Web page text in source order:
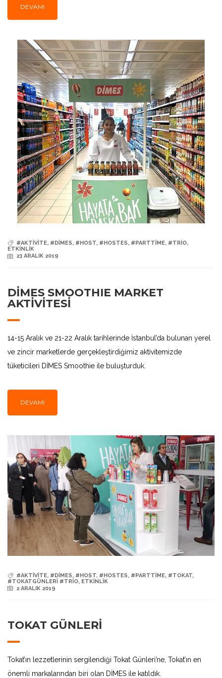
DEVAMI
#AKTIVITE, #DIMES, #HOST, #HOSTES, #PARTTIME, #TRIO,
ETKINLIK
23 ARALIK 2019
DİMES SMOOTHIE MARKET
AKTİVİTESİ
14-15 Aralık ve 21-22 Aralık tarihlerinde İstanbul’da bulunan yerel
ve zincir marketlerde gerçekleştirdiğimiz aktivitemizde
tüketicileri DİMES Smoothie ile buluşturduk.
DEVAMI
#AKTIVITE, #DIMES, #HOST, #HOSTES, #PARTTIME, #TOKAT,
#TOKATGÜNLERİ #TRİO, ETKINLIK
2 ARALIK 2019
TOKAT GÜNLERİ
Tokat’ın lezzetlerinin sergilendiği Tokat Günleri’ne, Tokat’ın en
önemli markalarından biri olan DİMES ile katıldık.